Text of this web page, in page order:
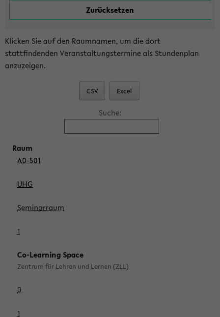
Klicken Sie auf den Raumnamen, um die dort
stattfindenden Veranstaltungstermine als Stundenplan
anzuzeigen.
CSV Excel
Suche:
A0-501
UHG
Seminarraum
1
Co-Learning Space
Zentrum für Lehren und Lernen (ZLL)
0
1